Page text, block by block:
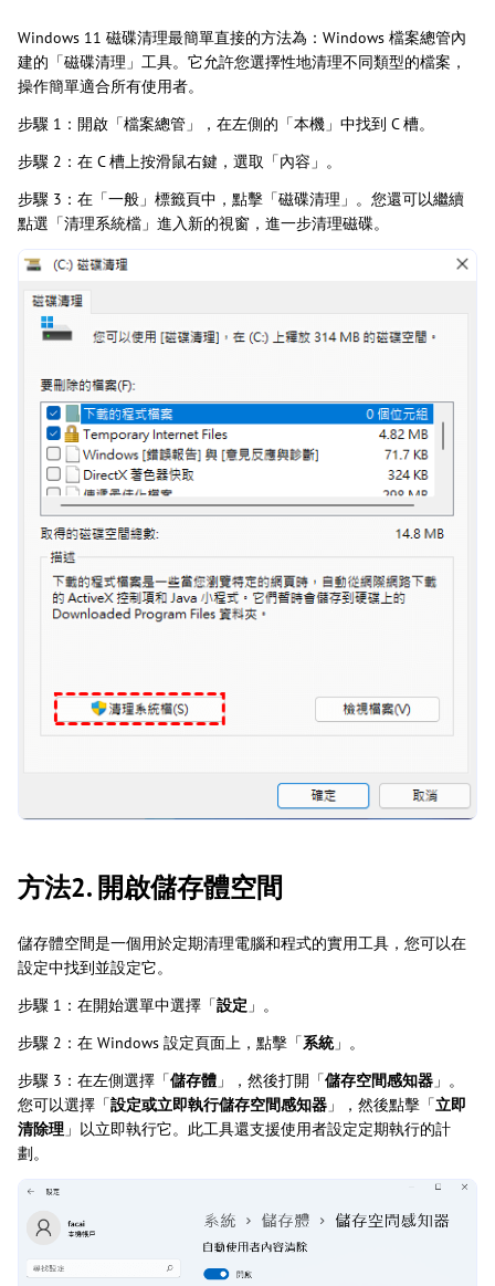
Windows 11 磁碟清理最簡單直接的方法為：Windows 檔案總管內
建的「磁碟清理」工具。它允許您選擇性地清理不同類型的檔案，
操作簡單適合所有使用者。
步驟 1：開啟「檔案總管」，在左側的「本機」中找到 C 槽。
步驟 2：在 C 槽上按滑鼠右鍵，選取「內容」。
步驟 3：在「一般」標籤頁中，點擊「磁碟清理」。您還可以繼續
點選「清理系統檔」進入新的視窗，進一步清理磁碟。
方法2. 開啟儲存體空間
儲存體空間是一個用於定期清理電腦和程式的實用工具，您可以在
設定中找到並設定它。
步驟 1：在開始選單中選擇「設定 」。
步驟 2：在 Windows 設定頁面上，點擊「系統」。
步驟 3：在左側選擇「儲存體 」，然後打開「儲存空間感知器 」。
您可以選擇「設定或立即執行儲存空間感知器 」，然後點擊「立即
清除理 」以立即執行它。此工具還支援使用者設定定期執行的計
劃。